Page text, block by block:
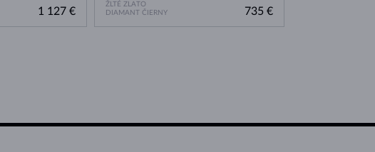
1 127 €
ŽLTÉ ZLATO
DIAMANT ČIERNY
735 €